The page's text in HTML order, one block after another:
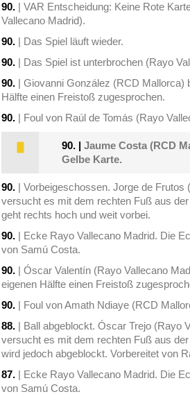
90. | VAR Entscheidung: Keine Rote
Vallecano Madrid).
90. | Das Spiel läuft wieder.
90. | Das Spiel ist unterbrochen (Rayo
90. | Giovanni González (RCD Mallorca)
Hälfte einen Freistoß zugesprochen.
90. | Foul von Raúl de Tomás (Rayo
90. |Jaume Costa (RCD
Gelbe Karte.
90. | Vorbeigeschossen. Jorge de Frutos
versucht es mit dem rechten Fuß aus
geht rechts hoch und weit vorbei.
90. | Ecke Rayo Vallecano Madrid. Die
von Samú Costa.
90. | Óscar Valentín (Rayo Vallecano
eigenen Hälfte einen Freistoß
90. | Foul von Amath Ndiaye (RCD
88. | Ball abgeblockt. Óscar Trejo (Rayo
versucht es mit dem rechten Fuß aus
wird jedoch abgeblockt. Vorbereitet von
87. | Ecke Rayo Vallecano Madrid. Die
von Samú Costa.